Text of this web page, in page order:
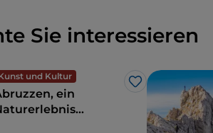
Sie interessieren
und Kultur
Like
ein